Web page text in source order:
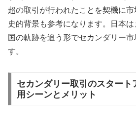
超の取引が行われたことを契機に
史的背景も参考になります。日本
国の軌跡を追う形でセカンダリー
す。
セカンダリー取引のスタート
用シーンとメリット